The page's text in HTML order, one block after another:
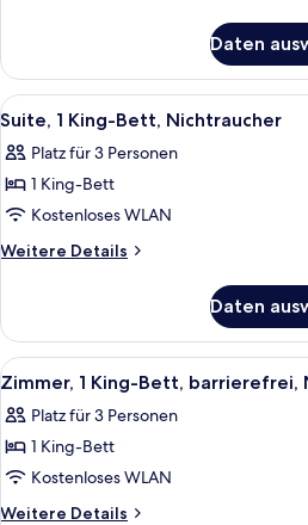
anzeigen
Studiosuite,
1 King-
Bett,
Nichtraucher
Daten
Alle
Fotos
für
Suite,
1 King-
Bett,
Ein
5
Suite, 1 King-Bett, Nichtraucher
Platz für 3 Personen
1 King-Bett
Kostenloses WLAN
Weitere Details
Weitere
1 King-
Bett,
Nichtraucher
Daten
Alle
Fotos
für
Zimmer,
1 King-
Bett,
Ein
6
Zimmer, 1 King-Bett, barrierefrei,
Platz für 3 Personen
1 King-Bett
Kostenloses WLAN
Weitere Details
Weitere